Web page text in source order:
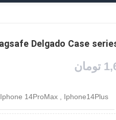
تومان
Iphone 14ProMax Iphone14Plus